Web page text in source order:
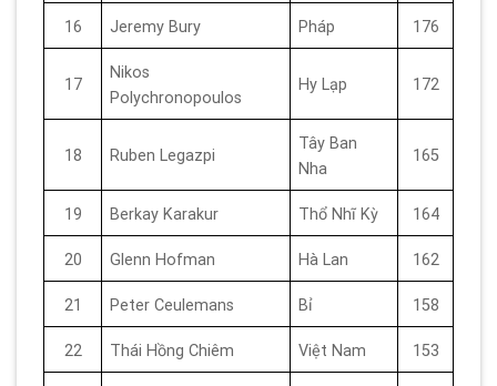
16 Jeremy Bury Pháp 176
17
Nikos
Polychronopoulos
Hy Lạp 172
18 Ruben Legazpi
Tây Ban
Nha
165
19 Berkay Karakur Thổ Nhĩ Kỳ 164
20 Glenn Hofman Hà Lan 162
21 Peter Ceulemans Bỉ 158
22 Thái Hồng Chiêm Việt Nam 153